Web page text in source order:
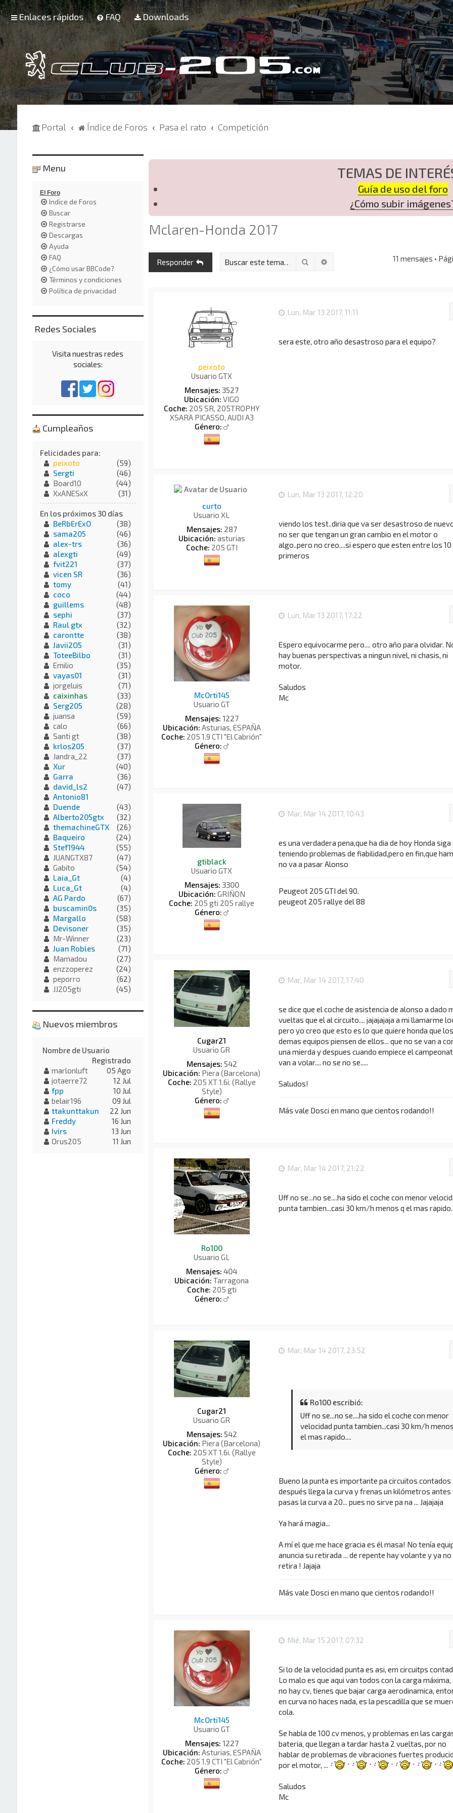
Enlaces rápidos FAQ Downloads
Portal Índice de Foros Pasa el rato Competición
TEMAS DE
Guía de uso del foro
¿Cómo subir
Mclaren-Honda 2017
Responder Buscar Búsqueda avanzada11 mensajes •
peixoto
Usuario GTX
Mensajes: 3527
Ubicación: VIGO
Coche: 205 SR, 205TROPHY
XSARA PICASSO, AUDI A3
Género:
Lun, Mar 13 2017, 11:11
sera este, otro año desastroso para el equipo?
curto
Usuario XL
Mensajes: 287
Ubicación: asturias
Coche: 205 GTI
Lun, Mar 13 2017, 12:20
viendo los test..diria que va ser desastroso de
no ser que tengan un gran cambio en el motor o
algo..pero no creo....si espero que esten entre los 10
primeros
McOrti145
Usuario GT
Mensajes: 1227
Ubicación: Asturias, ESPAÑA
Coche: 205 1.9 CTI "El Cabrión"
Género:
Lun, Mar 13 2017, 17:22
Espero equivocarme pero.... otro año para olvidar.
hay buenas perspectivas a ningun nivel, ni chasis, ni
motor.
Saludos
Mc
gtiblack
Usuario GTX
Mensajes: 3300
Ubicación: GRIÑON
Coche: 205 gti 205 rallye
Género:
Mar, Mar 14 2017, 10:43
es una verdadera pena,que ha dia de hoy Honda siga
teniendo problemas de fiabilidad,pero en fin,que
no va a pasar Alonso
Peugeot 205 GTI del 90.
peugeot 205 rallye del 88
Cugar21
Usuario GR
Mensajes: 542
Ubicación: Piera (Barcelona)
Coche: 205 XT 1.6i. (Rallye
Style)
Género:
Mar, Mar 14 2017, 17:40
se dice que el coche de asistencia de alonso a dado
vueltas que el al circuito.... jajajajaja a mi llamarme
pero yo creo que esto es lo que quiere honda que los
demas equipos piensen de ellos... que no se van a
una mierda y despues cuando empiece el
van a volar.... no se no se.....
Saludos!
Más vale Dosci en mano que cientos rodando!!
Ro100
Usuario GL
Mensajes: 404
Ubicación: Tarragona
Coche: 205 gti
Género:
Mar, Mar 14 2017, 21:22
Uff no se...no se....ha sido el coche con menor
punta tambien...casi 30 km/h menos q el mas
Cugar21
Usuario GR
Mensajes: 542
Ubicación: Piera (Barcelona)
Coche: 205 XT 1.6i. (Rallye
Style)
Género:
Mar, Mar 14 2017, 23:52
Ro100 escribió:
Uff no se...no se....ha sido el coche con menor
velocidad punta tambien...casi 30 km/h
el mas rapido....
Bueno la punta es importante pa circuitos contados
después llega la curva y frenas un kilómetros antes
pasas la curva a 20... pues no sirve pa na ... Jajajaja
Ya hará magia...
A mí el que me hace gracia es él masa! No tenía
anuncia su retirada ... de repente hay volante y ya no
retira ! Jajaja
Más vale Dosci en mano que cientos rodando!!
McOrti145
Usuario GT
Mensajes: 1227
Ubicación: Asturias, ESPAÑA
Coche: 205 1.9 CTI "El Cabrión"
Género:
Mié, Mar 15 2017, 07:32
Si lo de la velocidad punta es asi, em circuitps
Lo malo es que aqui van todos con la carga máxima,
no hay cv, tienes que bajar carga aerodinamica,
en curva no haces nada, es la pescadilla que se
cola.
Se habla de 100 cv menos, y problemas en las
bateria, que llegan a tardar hasta 2 vueltas, por no
hablar de problemas de vibraciones fuertes
por el motor, ...
Saludos
Mc
Menu
El Foro
Indice de Foros
Buscar
Registrarse
Descargas
Ayuda
FAQ
¿Cómo usar BBCode?
Términos y condiciones
Política de privacidad
Redes Sociales
Visita nuestras redes
sociales:
Cumpleaños
Felicidades para:
peixoto
(59)
Sergti
(46)
Board10
(44)
XxANESxX
(31)
En los próximos 30 días
BeRbErExO
(38)
sama205
(46)
alex-trs
(36)
alexgti
(49)
fvit221
(37)
vicen SR
(36)
tomy
(41)
coco
(44)
guillems
(48)
sephi
(37)
Raul gtx
(32)
carontte
(38)
Javii2O5
(31)
ToteeBilbo
(31)
Emilio
(35)
vayas01
(31)
jorgeluis
(71)
caixinhas
(33)
Serg205
(28)
juansa
(59)
calo
(66)
Santi gt
(38)
krlos205
(37)
Jandra_22
(37)
Xur
(40)
Garra
(36)
david_ls2
(47)
Antonio81
Duende
(43)
Alberto205gtx
(32)
themachineGTX
(26)
Baqueiro
(24)
Stef1944
(55)
JUANGTX87
(47)
Gabito
(54)
Laia_Gt
(4)
Luca_Gt
(4)
AG Pardo
(67)
buscamin0s
(35)
Margallo
(58)
Devisoner
(35)
Mr-Winner
(23)
Juan Robles
(71)
Mamadou
(27)
enzzoperez
(24)
peporro
(62)
JJ205gti
(45)
Nuevos miembros
Nombre de Usuario
Registrado
marlonluft
05 Ago
jotaerre72
12 Jul
fpp
10 Jul
belair196
09 Jul
ttakunttakun
22 Jun
Freddy
16 Jun
Ivirs
13 Jun
Orus205
11 Jun